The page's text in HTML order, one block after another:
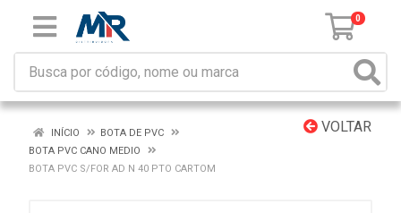
0
VOLTAR
INÍCIO
BOTA DE PVC
BOTA PVC CANO MEDIO
BOTA PVC S/FOR AD N 40 PTO CARTOM